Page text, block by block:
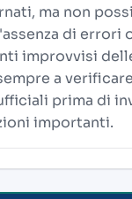
ma non
di errori
improvvisi
a
prima di
importanti.